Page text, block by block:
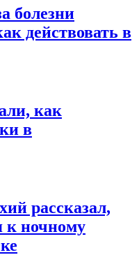
болезни
действовать в
как
в
рассказал,
к ночному